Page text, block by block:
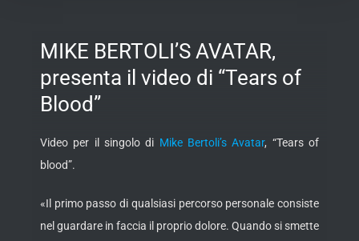
MIKE BERTOLI’S AVATAR,
presenta il video di “Tears of
Blood”
Video per il singolo di Mike Bertoli’s Avatar, “Tears of
blood”.
«Il primo passo di qualsiasi percorso personale consiste
nel guardare in faccia il proprio dolore. Quando si smette